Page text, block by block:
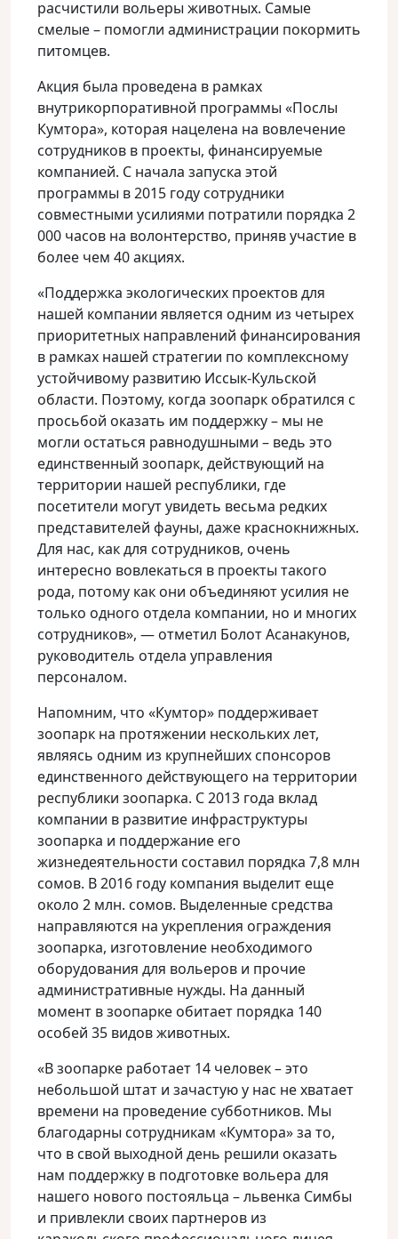
расчистили вольеры животных. Самые
смелые – помогли администрации покормить
питомцев.
Акция была проведена в рамках
внутрикорпоративной программы «Послы
Кумтора», которая нацелена на вовлечение
сотрудников в проекты, финансируемые
компанией. С начала запуска этой
программы в 2015 году сотрудники
совместными усилиями потратили порядка 2
000 часов на волонтерство, приняв участие в
более чем 40 акциях.
«Поддержка экологических проектов для
нашей компании является одним из четырех
приоритетных направлений финансирования
в рамках нашей стратегии по комплексному
устойчивому развитию Иссык-Кульской
области. Поэтому, когда зоопарк обратился с
просьбой оказать им поддержку – мы не
могли остаться равнодушными – ведь это
единственный зоопарк, действующий на
территории нашей республики, где
посетители могут увидеть весьма редких
представителей фауны, даже краснокнижных.
Для нас, как для сотрудников, очень
интересно вовлекаться в проекты такого
рода, потому как они объединяют усилия не
только одного отдела компании, но и многих
сотрудников», — отметил Болот Асанакунов,
руководитель отдела управления
персоналом.
Напомним, что «Кумтор» поддерживает
зоопарк на протяжении нескольких лет,
являясь одним из крупнейших спонсоров
единственного действующего на территории
республики зоопарка. С 2013 года вклад
компании в развитие инфраструктуры
зоопарка и поддержание его
жизнедеятельности составил порядка 7,8 млн
сомов. В 2016 году компания выделит еще
около 2 млн. сомов. Выделенные средства
направляются на укрепления ограждения
зоопарка, изготовление необходимого
оборудования для вольеров и прочие
административные нужды. На данный
момент в зоопарке обитает порядка 140
особей 35 видов животных.
«В зоопарке работает 14 человек – это
небольшой штат и зачастую у нас не хватает
времени на проведение субботников. Мы
благодарны сотрудникам «Кумтора» за то,
что в свой выходной день решили оказать
нам поддержку в подготовке вольера для
нашего нового постояльца – львенка Симбы
и привлекли своих партнеров из